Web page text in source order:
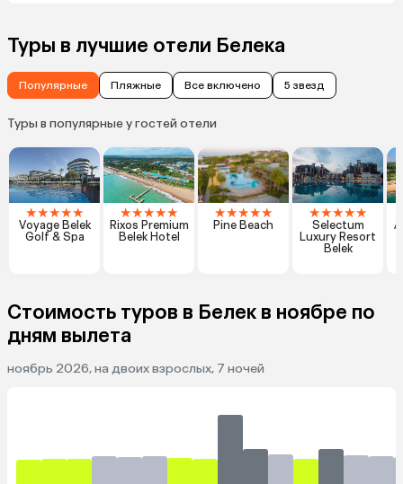
Туры в лучшие отели Белека
Популярные Пляжные Все включено 5 звезд
Туры в популярные у гостей отели
★★★★★
Voyage Belek
Golf & Spa
★★★★★
Rixos Premium
Belek Hotel
★★★★★
Pine Beach
★★★★★
Selectum
Luxury Resort
Belek
Стоимость туров в Белек в ноябре по
дням вылета
ноябрь 2026, на двоих взрослых, 7 ночей